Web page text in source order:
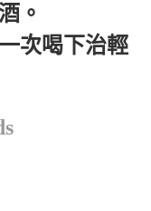
。
次喝下治輕